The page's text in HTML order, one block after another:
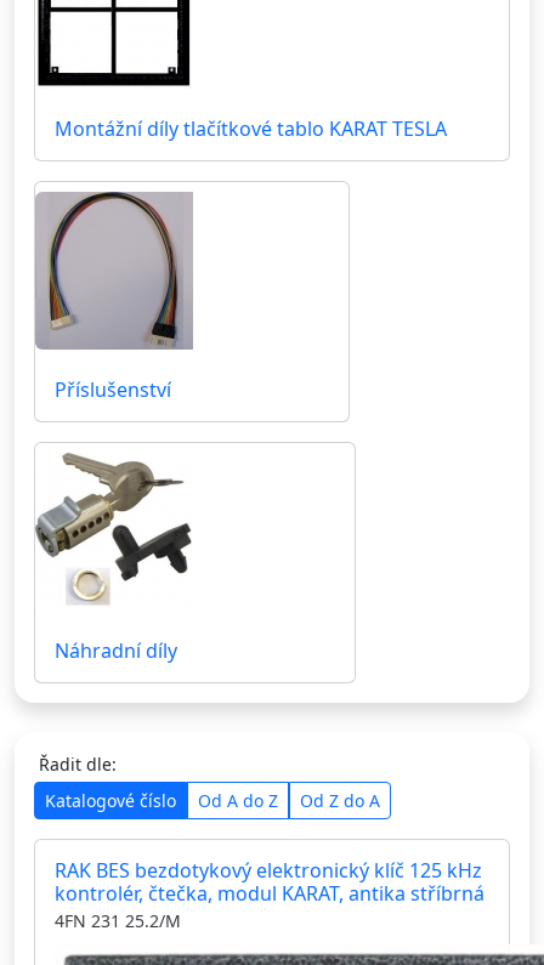
Montážní díly tlačítkové tablo KARAT TESLA
Příslušenství
Náhradní díly
Řadit dle:
Katalogové číslo
Od A do Z Od Z do A
RAK BES bezdotykový elektronický klíč 125 kHz
kontrolér, čtečka, modul KARAT, antika stříbrná
4FN 231 25.2/M